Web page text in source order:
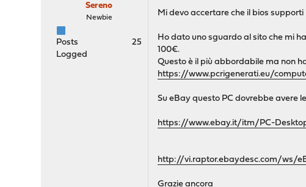
Sereno
Newbie
Posts
25
Logged
Mi devo accertare che il bios
Ho dato uno sguardo al sito che mi
100€.
Questo è il più abbordabile ma non
https://www.pcrigenerati.eu/
Su eBay questo PC dovrebbe avere
https://www.ebay.it/itm/PC-
http://vi.raptor.ebaydesc.com/ws/
Grazie ancora